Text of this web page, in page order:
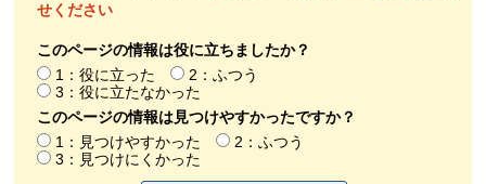
せください
このページの情報は役に立ちましたか？
1：役に立った
2：ふつう
3：役に立たなかった
このページの情報は見つけやすかったですか？
1：見つけやすかった
2：ふつう
3：見つけにくかった